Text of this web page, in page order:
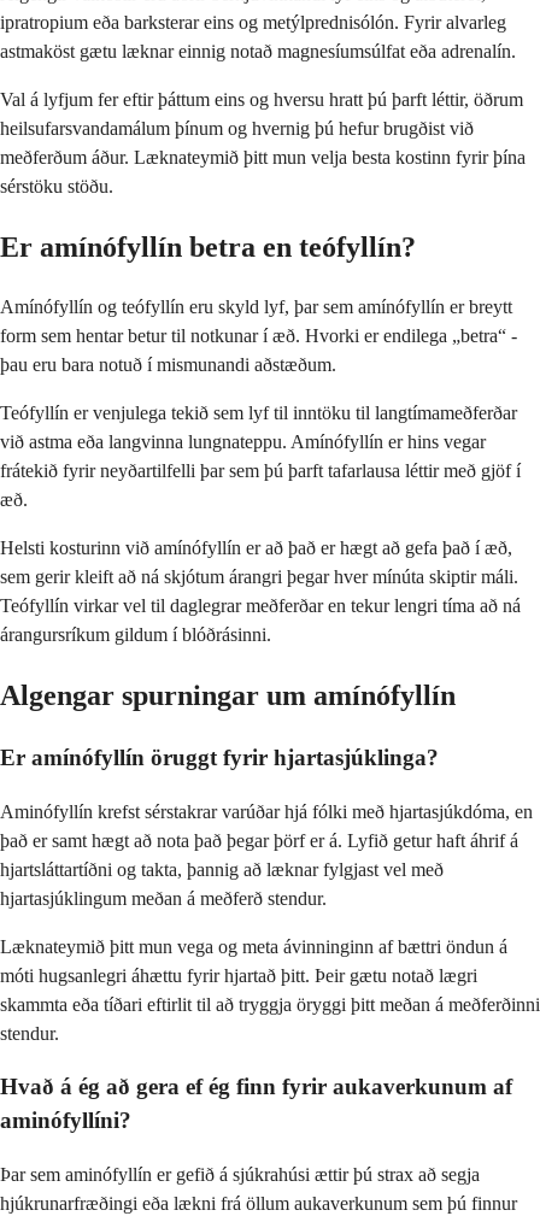
ipratropium eða barksterar eins og metýlprednisólón. Fyrir alvarleg
astmaköst gætu læknar einnig notað magnesíumsúlfat eða adrenalín.
Val á lyfjum fer eftir þáttum eins og hversu hratt þú þarft léttir, öðrum
heilsufarsvandamálum þínum og hvernig þú hefur brugðist við
meðferðum áður. Læknateymið þitt mun velja besta kostinn fyrir þína
sérstöku stöðu.
Er amínófyllín betra en teófyllín?
Amínófyllín og teófyllín eru skyld lyf, þar sem amínófyllín er breytt
form sem hentar betur til notkunar í æð. Hvorki er endilega „betra“ -
þau eru bara notuð í mismunandi aðstæðum.
Teófyllín er venjulega tekið sem lyf til inntöku til langtímameðferðar
við astma eða langvinna lungnateppu. Amínófyllín er hins vegar
frátekið fyrir neyðartilfelli þar sem þú þarft tafarlausa léttir með gjöf í
æð.
Helsti kosturinn við amínófyllín er að það er hægt að gefa það í æð,
sem gerir kleift að ná skjótum árangri þegar hver mínúta skiptir máli.
Teófyllín virkar vel til daglegrar meðferðar en tekur lengri tíma að ná
árangursríkum gildum í blóðrásinni.
Algengar spurningar um amínófyllín
Er amínófyllín öruggt fyrir hjartasjúklinga?
Aminófyllín krefst sérstakrar varúðar hjá fólki með hjartasjúkdóma, en
það er samt hægt að nota það þegar þörf er á. Lyfið getur haft áhrif á
hjartsláttartíðni og takta, þannig að læknar fylgjast vel með
hjartasjúklingum meðan á meðferð stendur.
Læknateymið þitt mun vega og meta ávinninginn af bættri öndun á
móti hugsanlegri áhættu fyrir hjartað þitt. Þeir gætu notað lægri
skammta eða tíðari eftirlit til að tryggja öryggi þitt meðan á meðferðinni
stendur.
Hvað á ég að gera ef ég finn fyrir aukaverkunum af
aminófyllíni?
Þar sem aminófyllín er gefið á sjúkrahúsi ættir þú strax að segja
hjúkrunarfræðingi eða lækni frá öllum aukaverkunum sem þú finnur